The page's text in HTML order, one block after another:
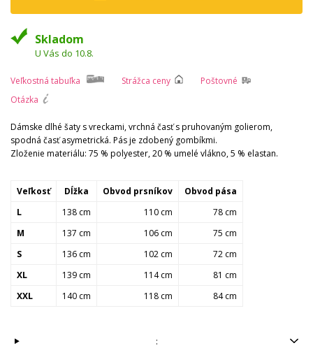
Skladom
U Vás do 10.8.
Veľkostná tabuľka Strážca ceny
Poštovné
Otázka
Dámske dlhé šaty s vreckami, vrchná časť s pruhovaným golierom,
spodná časť asymetrická. Pás je zdobený gombíkmi.
Zloženie materiálu: 75 % polyester, 20 % umelé vlákno, 5 % elastan.
Veľkosť Dĺžka Obvod prsníkov
Obvod pása
L
138 cm 110 cm
78 cm
M
137 cm 106 cm
75 cm
S
136 cm 102 cm
72 cm
XL
139 cm 114 cm
81 cm
XXL
140 cm 118 cm 84 cm
: